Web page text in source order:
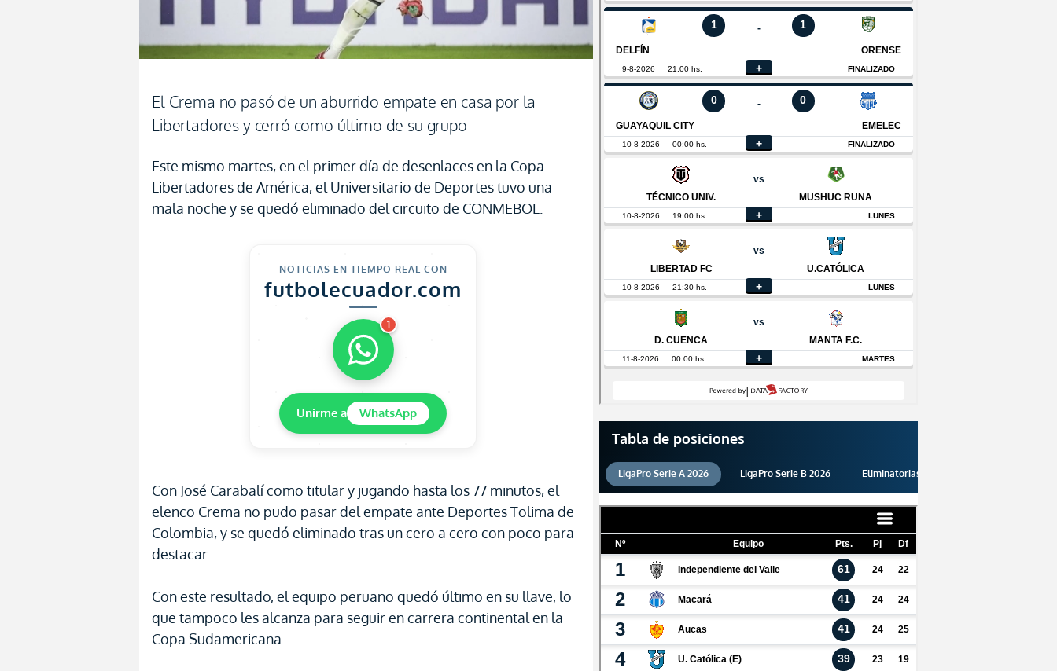
El Crema no pasó de un aburrido empate en casa por la
Libertadores y cerró como último de su grupo
Este mismo martes, en el primer día de desenlaces en la Copa
Libertadores de América, el Universitario de Deportes tuvo una
mala noche y se quedó eliminado del circuito de CONMEBOL.
NOTICIAS EN TIEMPO REAL CON
futbolecuador.com
1
Unirme a WhatsApp
Con José Carabalí como titular y jugando hasta los 77 minutos, el
elenco Crema no pudo pasar del empate ante Deportes Tolima de
Colombia, y se quedó eliminado tras un cero a cero con poco para
destacar.
Con este resultado, el equipo peruano quedó último en su llave, lo
que tampoco les alcanza para seguir en carrera continental en la
Copa Sudamericana.
Tabla de posiciones
LigaPro Serie A 2026 LigaPro Serie B 2026 Eliminatorias 2026